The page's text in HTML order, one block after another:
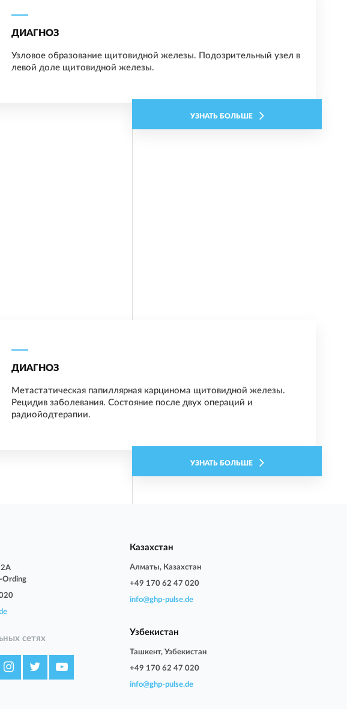
ДИАГНОЗ
Узловое образование щитовидной железы. Подозрительный узел в
левой доле щитовидной железы.
УЗНАТЬ БОЛЬШЕ
ДИАГНОЗ
Метастатическая папиллярная карцинома щитовидной железы.
Рецидив заболевания. Состояние после двух операций и
радиойодтерапии.
УЗНАТЬ БОЛЬШЕ
2A
Ording
сетях
Казахстан
Алматы, Казахстан
+49 170 62 47 020
info@ghp-pulse.de
Узбекистан
Ташкент, Узбекистан
+49 170 62 47 020
info@ghp-pulse.de